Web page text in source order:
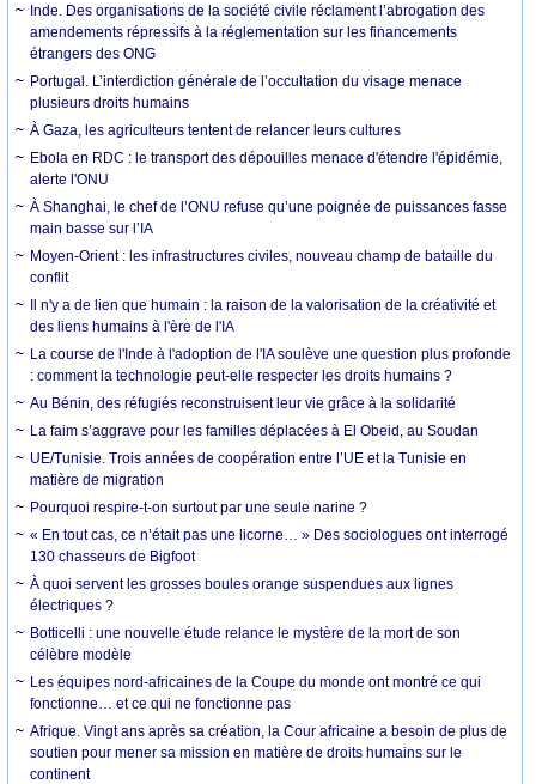
Inde. Des organisations de la société civile réclament l’abrogation des
amendements répressifs à la réglementation sur les financements
étrangers des ONG
Portugal. L’interdiction générale de l’occultation du visage menace
plusieurs droits humains
À Gaza, les agriculteurs tentent de relancer leurs cultures
Ebola en RDC : le transport des dépouilles menace d'étendre l'épidémie,
alerte l'ONU
À Shanghai, le chef de l’ONU refuse qu’une poignée de puissances fasse
main basse sur l’IA
Moyen-Orient : les infrastructures civiles, nouveau champ de bataille du
conflit
Il n'y a de lien que humain : la raison de la valorisation de la créativité et
des liens humains à l'ère de l'IA
La course de l'Inde à l'adoption de l'IA soulève une question plus profonde
: comment la technologie peut-elle respecter les droits humains ?
Au Bénin, des réfugiés reconstruisent leur vie grâce à la solidarité
La faim s’aggrave pour les familles déplacées à El Obeid, au Soudan
UE/Tunisie. Trois années de coopération entre l’UE et la Tunisie en
matière de migration
Pourquoi respire-t-on surtout par une seule narine ?
« En tout cas, ce n’était pas une licorne… » Des sociologues ont interrogé
130 chasseurs de Bigfoot
À quoi servent les grosses boules orange suspendues aux lignes
électriques ?
Botticelli : une nouvelle étude relance le mystère de la mort de son
célèbre modèle
Les équipes nord-africaines de la Coupe du monde ont montré ce qui
fonctionne… et ce qui ne fonctionne pas
Afrique. Vingt ans après sa création, la Cour africaine a besoin de plus de
soutien pour mener sa mission en matière de droits humains sur le
continent